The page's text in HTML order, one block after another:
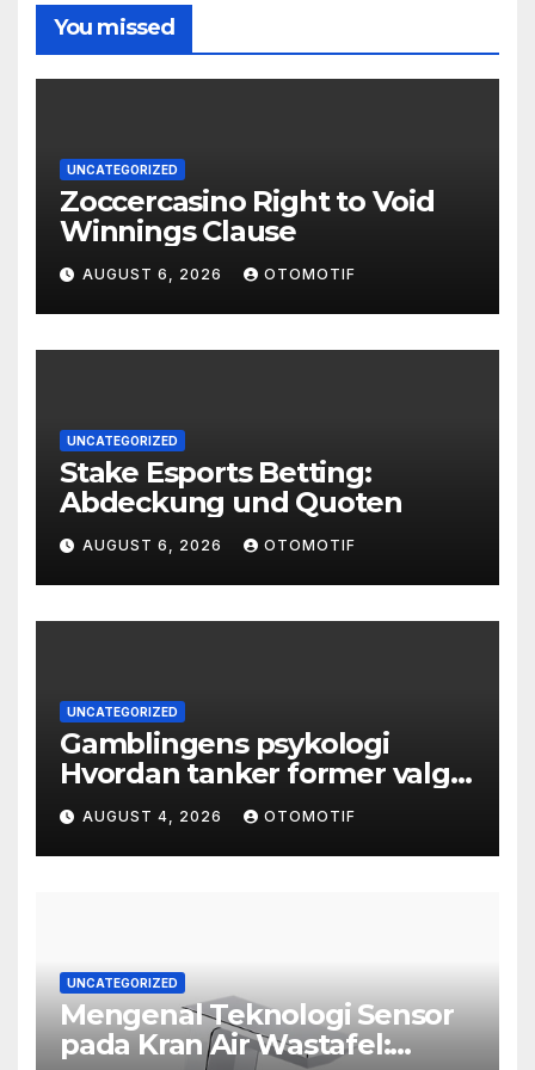
You missed
UNCATEGORIZED
Zoccercasino Right to Void
Winnings Clause
AUGUST 6, 2026 OTOMOTIF
UNCATEGORIZED
Stake Esports Betting:
Abdeckung und Quoten
AUGUST 6, 2026 OTOMOTIF
UNCATEGORIZED
Gamblingens psykologi
Hvordan tanker former valg
og atferd
AUGUST 4, 2026 OTOMOTIF
UNCATEGORIZED
Mengenal Teknologi Sensor
pada Kran Air Wastafel: